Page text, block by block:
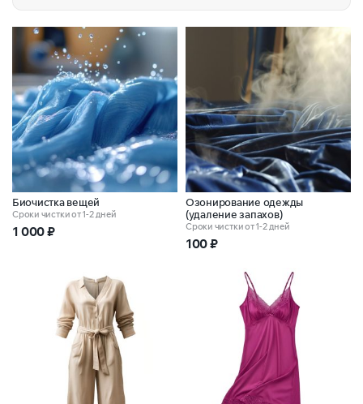
Биочистка вещей
Сроки чистки от 1-2 дней
1 000₽
Озонирование одежды
(удаление запахов)
Сроки чистки от 1-2 дней
100₽